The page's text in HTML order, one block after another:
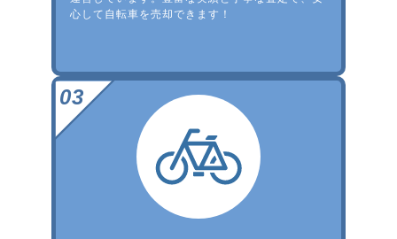
心して自転車を売却できます！